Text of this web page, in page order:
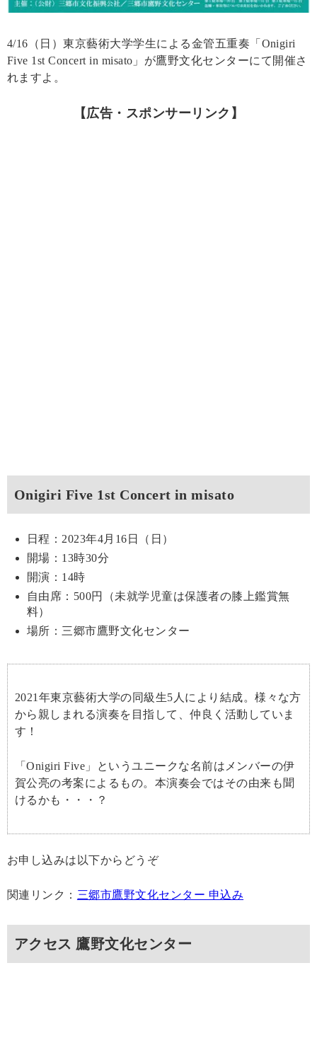
4/16（日）東京藝術大学学生による金管五重奏「Onigiri
Five 1st Concert in misato」が鷹野文化センターにて開催さ
れますよ。
【広告・スポンサーリンク】
Onigiri Five 1st Concert in misato
日程：2023年4月16日（日）
開場：13時30分
開演：14時
自由席：500円（未就学児童は保護者の膝上鑑賞無
料）
場所：三郷市鷹野文化センター
2021年東京藝術大学の同級生5人により結成。様々な方
から親しまれる演奏を目指して、仲良く活動していま
す！
「Onigiri Five」というユニークな名前はメンバーの伊
賀公亮の考案によるもの。本演奏会ではその由来も聞
けるかも・・・？
お申し込みは以下からどうぞ
関連リンク： 三郷市鷹野文化センター 申込み
アクセス 鷹野文化センター